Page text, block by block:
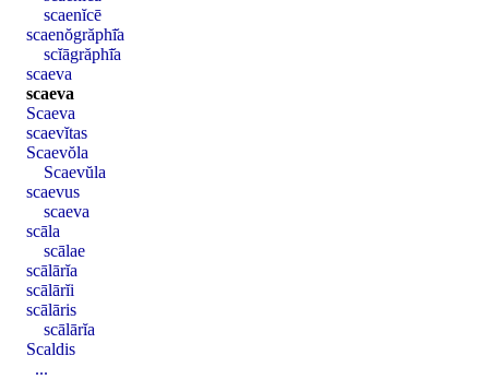
scaenĭcē
scaenŏgrăphī̆a
scĭāgrăphī̆a
scaeva
scaeva
Scaeva
scaevĭtas
Scaevŏla
Scaevŭla
scaevus
scaeva
scāla
scālae
scālārĭa
scālārĭi
scālāris
scālārĭa
Scaldis
...